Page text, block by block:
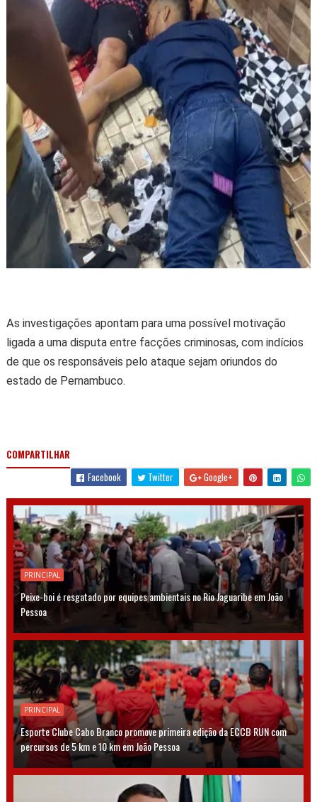
As investigações apontam para uma possível motivação
ligada a uma disputa entre facções criminosas, com indícios
de que os responsáveis pelo ataque sejam oriundos do
estado de Pernambuco.
COMPARTILHAR
Facebook
Twitter Google+
PRINCIPAL
Peixe-boi é resgatado por equipes ambientais no Rio Jaguaribe em João
Pessoa
PRINCIPAL
Esporte Clube Cabo Branco promove primeira edição da ECCB RUN com
percursos de 5 km e 10 km em João Pessoa